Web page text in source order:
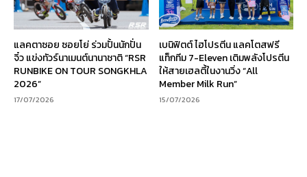
แลคตาซอย ซอยโย่ ร่วมปั้นนักปั่น
จิ๋ว แข่งทัวร์นาเมนต์นานาชาติ “RSR
RUNBIKE ON TOUR SONGKHLA
2026”
17/07/2026
เบนิฟิตต์ ไฮโปรตีน แลคโตสฟรี
แท็กทีม 7-Eleven เติมพลังโปรตีน
ให้สายเฮลตี้ในงานวิ่ง “All
Member Milk Run”
15/07/2026